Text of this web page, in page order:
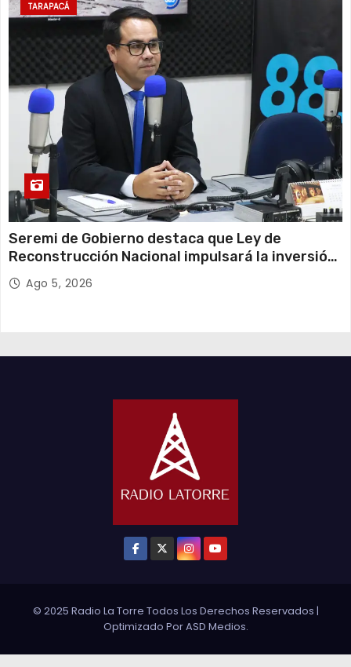
TARAPACÁ
Seremi de Gobierno destaca que Ley de
Reconstrucción Nacional impulsará la inversión
y el empleo en Tarapacá
Ago 5, 2026
© 2025 Radio La Torre Todos Los Derechos Reservados |
Optimizado PorASD Medios.